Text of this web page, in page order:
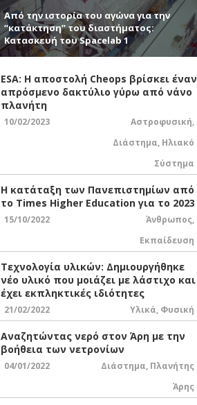
Από την ιστορία του αγώνα για την
“κατάκτηση” του διαστήματος:
Κατασκευή του Spacelab 1
ESA: Η αποστολή Cheops βρίσκει έναν
απρόσμενο δακτύλιο γύρω από νάνο
πλανήτη
10/02/2023 Αστροφυσική,
Διάστημα, Ηλιακό
Σύστημα
Η κατάταξη των Πανεπιστημίων από
το Times Higher Education για το 2023
15/10/2022 Άνθρωπος,
Εκπαίδευση
Τεχνολογία υλικών: Δημιουργήθηκε
νέο υλικό που μοιάζει με λάστιχο και
έχει εκπληκτικές ιδιότητες
21/02/2022 Υλικά, Φυσική
Αναζητώντας νερό στον Άρη με την
βοήθεια των νετρονίων
04/01/2022 Διάστημα, Πλανήτης
Άρης